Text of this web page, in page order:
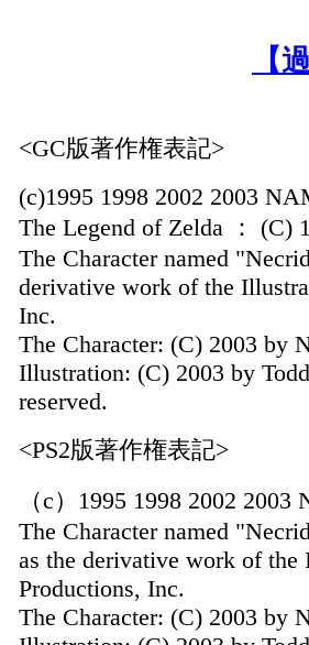
【
<GC版著作権表記>
(c)1995 1998 2002 2003
The Legend of Zelda ： (C)
The Character named
derivative work of the
Inc.
The Character: (C) 2003 by
Illustration: (C) 2003 by
reserved.
<PS2版著作権表記>
（c）1995 1998 2002
The Character named
as the derivative work of
Productions, Inc.
The Character: (C) 2003 by